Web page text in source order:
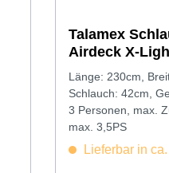
Talamex
Airdeck X-
Länge: 230cm,
Schlauch: 42cm,
3 Personen, max.
max. 3,5PS
Lieferbar in